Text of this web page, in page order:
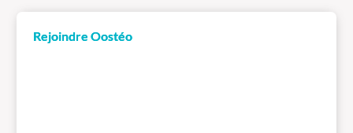
Rejoindre Oostéo